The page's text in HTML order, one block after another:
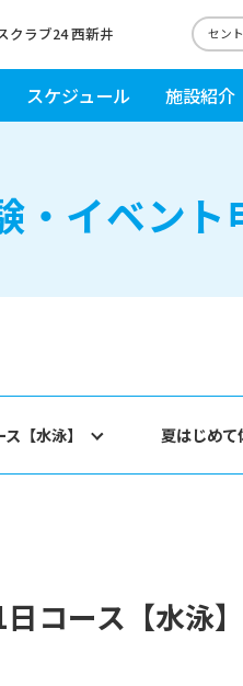
クラブ24 西新井 セン
スケジュール 施設紹介
・イベント
【水泳】 夏はじめて
コース【水泳】